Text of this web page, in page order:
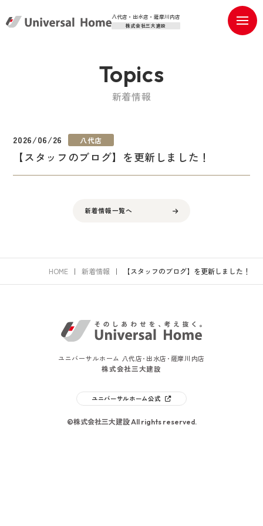
八代店・出水店・薩摩川内店
株式会社三大建設
Topics
新着情報
2026/06/26 八代店
【スタッフのブログ】を更新しました！
新着情報一覧へ
HOME 新着情報 【スタッフのブログ】を更新しました！
ユニバーサルホーム 八代店･出水店･薩摩川内店
株式会社三大建設
ユニバーサルホーム公式
©株式会社三大建設 All rights reserved.